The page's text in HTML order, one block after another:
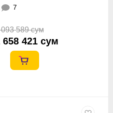
7
589 сум
658 421 сум